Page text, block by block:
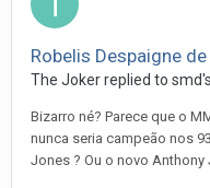
Robelis Despaigne
The Jokerreplied to smd
Bizarro né? Parece que o
nunca seria campeão nos
Jones ? Ou o novo Anthony